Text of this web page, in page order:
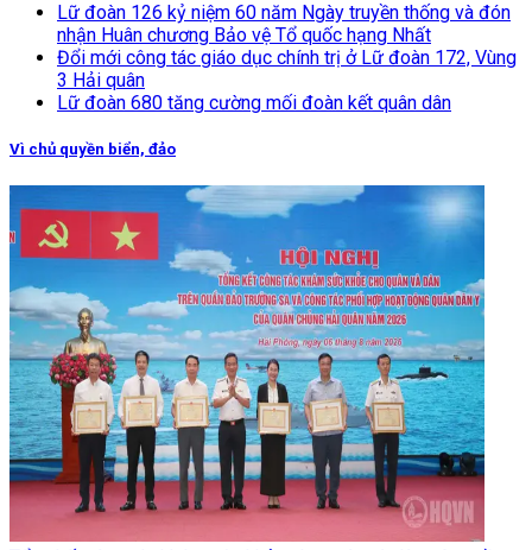
Lữ đoàn 126 kỷ niệm 60 năm Ngày truyền thống và đón
nhận Huân chương Bảo vệ Tổ quốc hạng Nhất
Đổi mới công tác giáo dục chính trị ở Lữ đoàn 172, Vùng
3 Hải quân
Lữ đoàn 680 tăng cường mối đoàn kết quân dân
Vì chủ quyền biển, đảo